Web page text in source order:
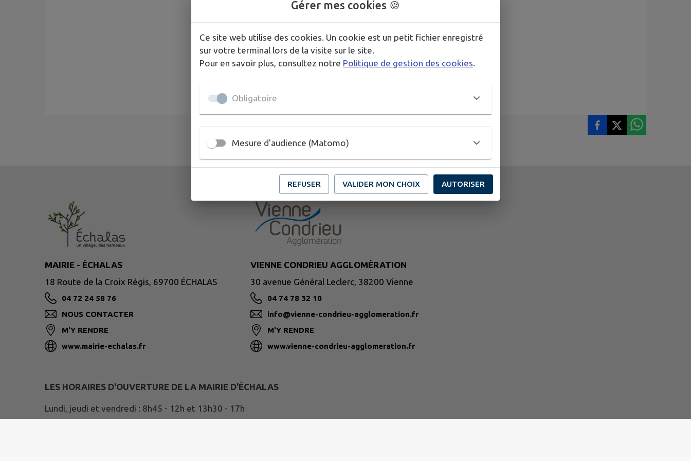
MAIRIE - ÉCHALAS
18 Route de la Croix Régis, 69700 ÉCHALAS
04 72 24 58 76
NOUS CONTACTER
M'Y RENDRE
www.mairie-echalas.fr
VIENNE CONDRIEU AGGLOMÉRATION
30 avenue Général Leclerc, 38200 Vienne
04 74 78 32 10
info@vienne-condrieu-agglomeration.fr
M'Y RENDRE
www.vienne-condrieu-agglomeration.fr
LES HORAIRES D'OUVERTURE DE LA MAIRIE D'ÉCHALAS
Lundi, jeudi et vendredi : 8h45 - 12h et 13h30 - 17h
Gérer mes cookies 🍪
Ce site web utilise des cookies. Un cookie est un petit fichier enregistré
sur votre terminal lors de la visite sur le site.
Pour en savoir plus, consultez notre Politique de gestion des cookies
Obligatoire
Mesure d'audience (Matomo)
REFUSER VALIDER MON CHOIX AUTORISER